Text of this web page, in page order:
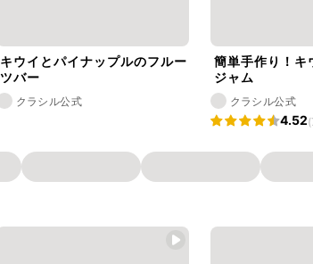
キウイとパイナップルのフルー
ツバー
クラシル公式
簡単手作り！キ
ジャム
クラシル公式
4.52